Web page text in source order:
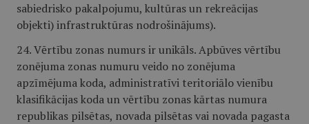
sabiedrisko pakalpojumu, kultūras un rekreācijas
objekti) infrastruktūras nodrošinājums).
24. Vērtību zonas numurs ir unikāls. Apbūves vērtību
zonējuma zonas numuru veido no zonējuma
apzīmējuma koda, administratīvi teritoriālo vienību
klasifikācijas koda un vērtību zonas kārtas numura
republikas pilsētas, novada pilsētas vai novada pagasta